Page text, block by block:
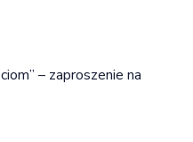
– zaproszenie na